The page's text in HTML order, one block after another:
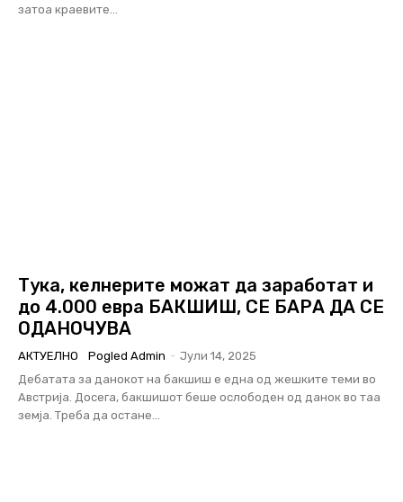
затоа краевите...
Тука, келнерите можат да заработат и
до 4.000 евра БАКШИШ, СЕ БАРА ДА СЕ
ОДАНОЧУВА
АКТУЕЛНО Pogled Admin - Јули 14, 2025
Дебатата за данокот на бакшиш е една од жешките теми во
Австрија. Досега, бакшишот беше ослободен од данок во таа
земја. Треба да остане...